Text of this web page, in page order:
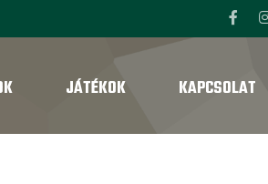
JÁTÉKOK KAPCSOLAT